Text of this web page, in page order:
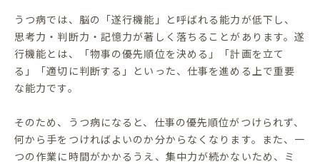
うつ病では、脳の「遂行機能」と呼ばれる能力が低下し、
思考力・判断力・記憶力が著しく落ちることがあります。遂
行機能とは、「物事の優先順位を決める」「計画を立て
る」「適切に判断する」といった、仕事を進める上で重要
な能力です。
そのため、うつ病になると、仕事の優先順位がつけられず、
何から手をつければよいのか分からなくなります。また、一
つの作業に時間がかかるうえ、集中力が続かないため、ミ